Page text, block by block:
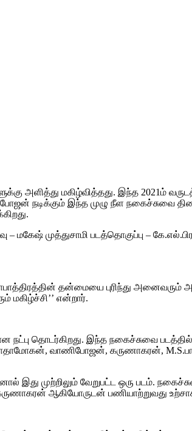
அளித்து மகிழ்வித்தது. இந்த 2021ம்
நடிக்கும் இந்த முழு நீள நகைச்சுவை
மகேஷ் முத்துசாமி படத்தொகுப்பு –
தன்மையை புரிந்து அனைவரும்
என்றார்.
நட்பு தொடர்கிறது. இந்த நகைச்சுவை
ராதாமோகன், வாணிபோஜன், கருணாகரன்,
முற்றிலும் வேறுபட்ட ஒரு படம்.
ஆகியோருடன் பணியாற்றுவது